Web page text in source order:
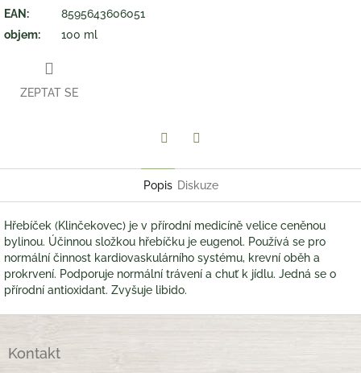
EAN :
8595643606051
objem: 100 ml
ZEPTAT SE
Popis Diskuze
Hřebíček (Klinčekovec) je v přírodní medicíně velice ceněnou
bylinou. Účinnou složkou hřebíčku je eugenol. Používá se pro
normální činnost kardiovaskulárního systému, krevní oběh a
prokrvení. Podporuje normální trávení a chuť k jídlu. Jedná se o
přírodní antioxidant. Zvyšuje libido.
Kontakt